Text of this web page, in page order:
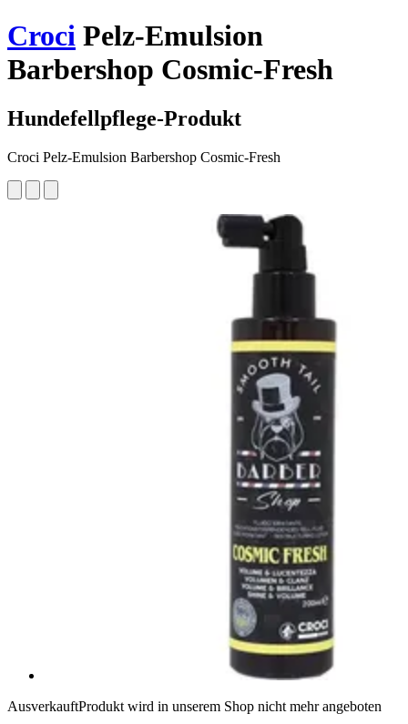
Croci Pelz-Emulsion
Barbershop Cosmic-Fresh
Hundefellpflege-Produkt
Croci Pelz-Emulsion Barbershop Cosmic-Fresh
AusverkauftProdukt wird in unserem Shop nicht mehr angeboten